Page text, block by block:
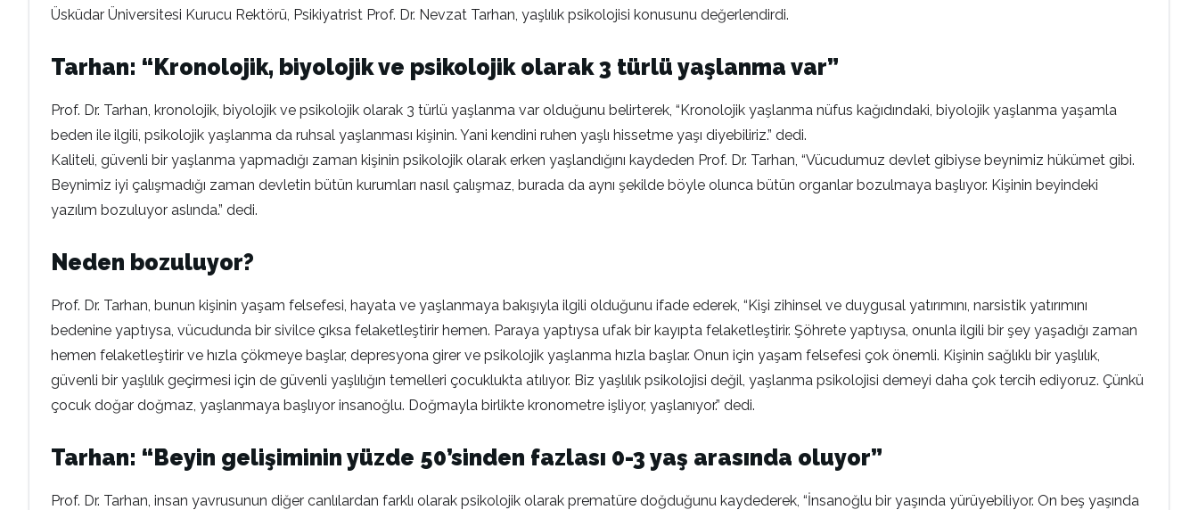
Üsküdar Üniversitesi Kurucu Rektörü, Psikiyatrist Prof. Dr. Nevzat Tarhan, yaşlılık psikolojisi konusunu değerlendirdi.
Tarhan: “Kronolojik, biyolojik ve psikolojik olarak 3 türlü yaşlanma var”
Prof. Dr. Tarhan, kronolojik, biyolojik ve psikolojik olarak 3 türlü yaşlanma var olduğunu belirterek, “Kronolojik yaşlanma nüfus kağıdındaki, biyolojik yaşlanma yaşamla
beden ile ilgili, psikolojik yaşlanma da ruhsal yaşlanması kişinin. Yani kendini ruhen yaşlı hissetme yaşı diyebiliriz.” dedi.
Kaliteli, güvenli bir yaşlanma yapmadığı zaman kişinin psikolojik olarak erken yaşlandığını kaydeden Prof. Dr. Tarhan, “Vücudumuz devlet gibiyse beynimiz hükümet gibi.
Beynimiz iyi çalışmadığı zaman devletin bütün kurumları nasıl çalışmaz, burada da aynı şekilde böyle olunca bütün organlar bozulmaya başlıyor. Kişinin beyindeki
yazılım bozuluyor aslında.” dedi.
Neden bozuluyor?
Prof. Dr. Tarhan, bunun kişinin yaşam felsefesi, hayata ve yaşlanmaya bakışıyla ilgili olduğunu ifade ederek, “Kişi zihinsel ve duygusal yatırımını, narsistik yatırımını
bedenine yaptıysa, vücudunda bir sivilce çıksa felaketleştirir hemen. Paraya yaptıysa ufak bir kayıpta felaketleştirir. Şöhrete yaptıysa, onunla ilgili bir şey yaşadığı zaman
hemen felaketleştirir ve hızla çökmeye başlar, depresyona girer ve psikolojik yaşlanma hızla başlar. Onun için yaşam felsefesi çok önemli. Kişinin sağlıklı bir yaşlılık,
güvenli bir yaşlılık geçirmesi için de güvenli yaşlılığın temelleri çocuklukta atılıyor. Biz yaşlılık psikolojisi değil, yaşlanma psikolojisi demeyi daha çok tercih ediyoruz. Çünkü
çocuk doğar doğmaz, yaşlanmaya başlıyor insanoğlu. Doğmayla birlikte kronometre işliyor, yaşlanıyor.” dedi.
Tarhan: “Beyin gelişiminin yüzde 50’sinden fazlası 0-3 yaş arasında oluyor”
Prof. Dr. Tarhan, insan yavrusunun diğer canlılardan farklı olarak psikolojik olarak prematüre doğduğunu kaydederek, “İnsanoğlu bir yaşında yürüyebiliyor. On beş yaşında